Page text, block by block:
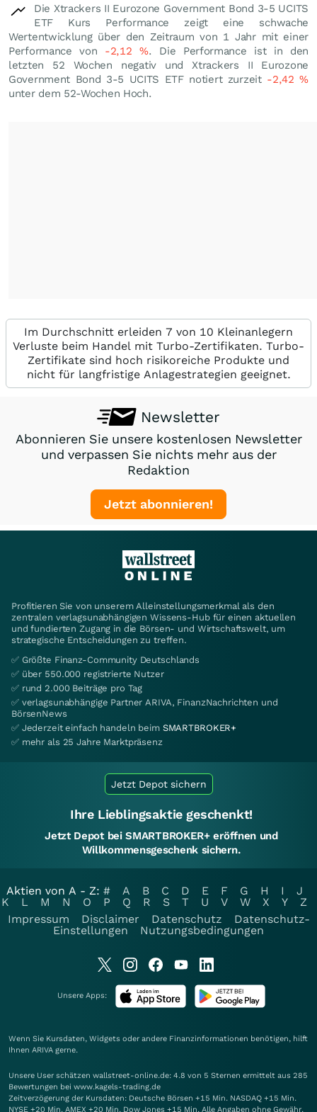
Die Xtrackers II Eurozone Government Bond 3-5 UCITS
ETF Kurs Performance zeigt eine schwache
Wertentwicklung über den Zeitraum von 1 Jahr mit einer
Performance von -2,12%. Die Performance ist in den
letzten 52 Wochen negativ und Xtrackers II Eurozone
Government Bond 3-5 UCITS ETF notiert zurzeit -2,42%
unter dem 52-Wochen Hoch.
Im Durchschnitt erleiden 7 von 10 Kleinanlegern
Verluste beim Handel mit Turbo-Zertifikaten. Turbo-
Zertifikate sind hoch risikoreiche Produkte und
nicht für langfristige Anlagestrategien geeignet.
Newsletter
Abonnieren Sie unsere kostenlosen Newsletter
und verpassen Sie nichts mehr aus der
Redaktion
Jetzt abonnieren!
Profitieren Sie von unserem Alleinstellungsmerkmal als den
zentralen verlagsunabhängigen Wissens-Hub für einen aktuellen
und fundierten Zugang in die Börsen- und Wirtschaftswelt, um
strategische Entscheidungen zu treffen.
✅ Größte Finanz-Community Deutschlands
✅ über 550.000 registrierte Nutzer
✅ rund 2.000 Beiträge pro Tag
✅ verlagsunabhängige Partner ARIVA, FinanzNachrichten und
BörsenNews
✅ Jederzeit einfach handeln beim SMARTBROKER+
✅ mehr als 25 Jahre Marktpräsenz
Jetzt Depot sichern
Ihre Lieblingsaktie geschenkt!
Jetzt Depot bei SMARTBROKER+ eröffnen und
Willkommensgeschenk sichern.
Aktien von A - Z: # A B C D E F G H I
J
K
L M N O P Q R S T U V W X Y
Z
Impressum
Disclaimer Datenschutz
Datenschutz-
Einstellungen
Nutzungsbedingungen
Unsere Apps:
Wenn Sie Kursdaten, Widgets oder andere Finanzinformationen benötigen, hilft
Ihnen ARIVA gerne.
Unsere User schätzen wallstreet-online.de: 4.8 von 5 Sternen ermittelt aus 285
Bewertungen bei www.kagels-trading.de
Zeitverzögerung der Kursdaten: Deutsche Börsen +15 Min. NASDAQ +15 Min.
NYSE +20 Min. AMEX +20 Min. Dow Jones +15 Min. Alle Angaben ohne Gewähr.